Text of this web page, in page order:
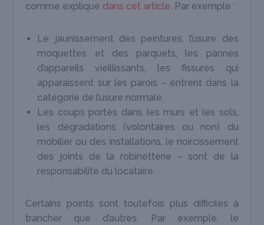
comme expliqué dans cet article. Par exemple :
Le jaunissement des peintures, l’usure des
moquettes et des parquets, les pannes
d’appareils vieillissants, les fissures qui
apparaissent sur les parois – entrent dans la
catégorie de l’usure normale.
Les coups portés dans les murs et les sols,
les dégradations (volontaires ou non) du
mobilier ou des installations, le noircissement
des joints de la robinetterie – sont de la
responsabilité du locataire.
Certains points sont toutefois plus difficiles à
trancher que d’autres. Par exemple, le